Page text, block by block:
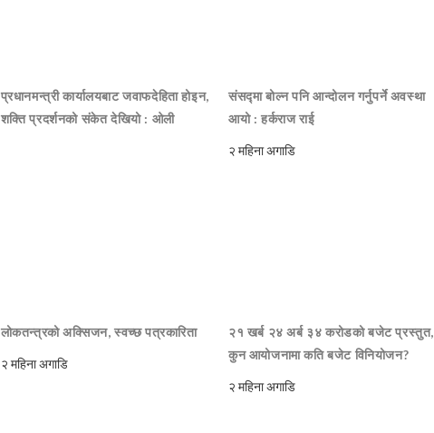
प्रधानमन्त्री कार्यालयबाट जवाफदेहिता होइन,
शक्ति प्रदर्शनको संकेत देखियो : ओली
संसद्मा बोल्न पनि आन्दोलन गर्नुपर्ने अवस्था
आयो : हर्कराज राई
२ महिना अगाडि
लोकतन्त्रको अक्सिजन, स्वच्छ पत्रकारिता
२ महिना अगाडि
२१ खर्ब २४ अर्ब ३४ करोडको बजेट प्रस्तुत,
कुन आयोजनामा कति बजेट विनियोजन?
२ महिना अगाडि